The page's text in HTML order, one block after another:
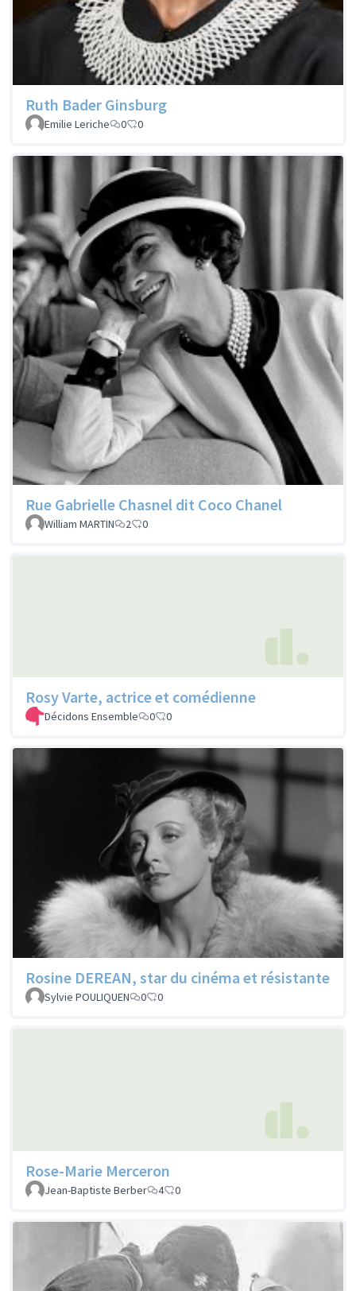
Ruth Bader Ginsburg
Emilie Leriche 0 0
Rue Gabrielle Chasnel dit Coco Chanel
William MARTIN 2 0
Rosy Varte, actrice et comédienne
Décidons Ensemble 0 0
Rosine DEREAN, star du cinéma et résistante
Sylvie POULIQUEN 0 0
Rose-Marie Merceron
Jean-Baptiste Berber 4 0